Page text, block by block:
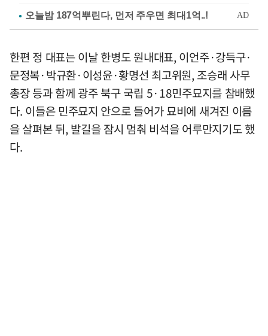
한편 정 대표는 이날 한병도 원내대표, 이언주·강득구·
문정복·박규환·이성윤·황명선 최고위원, 조승래 사무
총장 등과 함께 광주 북구 국립 5·18민주묘지를 참배했
다. 이들은 민주묘지 안으로 들어가 묘비에 새겨진 이름
을 살펴본 뒤, 발길을 잠시 멈춰 비석을 어루만지기도 했
다.